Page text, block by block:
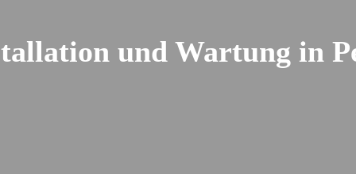
und Wartung in